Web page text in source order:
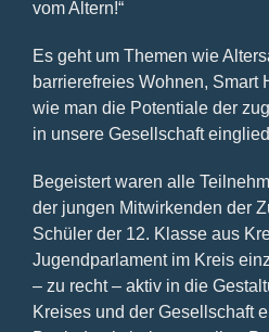
vom Altern!“
Es geht um Themen wie
barrierefreies Wohnen, Smart
wie man die Potentiale der
in unsere Gesellschaft
Begeistert waren alle
der jungen Mitwirkenden der
Schüler der 12. Klasse aus
Jugendparlament im Kreis
– zu recht – aktiv in die
Kreises und der Gesellschaft